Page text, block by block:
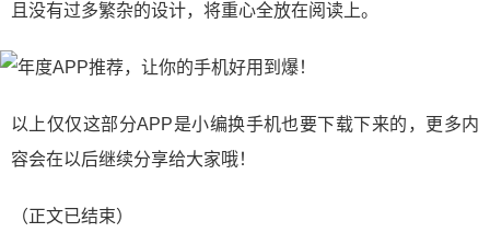
且没有过多繁杂的设计，将重心全放在阅读上。
以上仅仅这部分APP是小编换手机也要下载下来的，更多内
容会在以后继续分享给大家哦！
（正文已结束）